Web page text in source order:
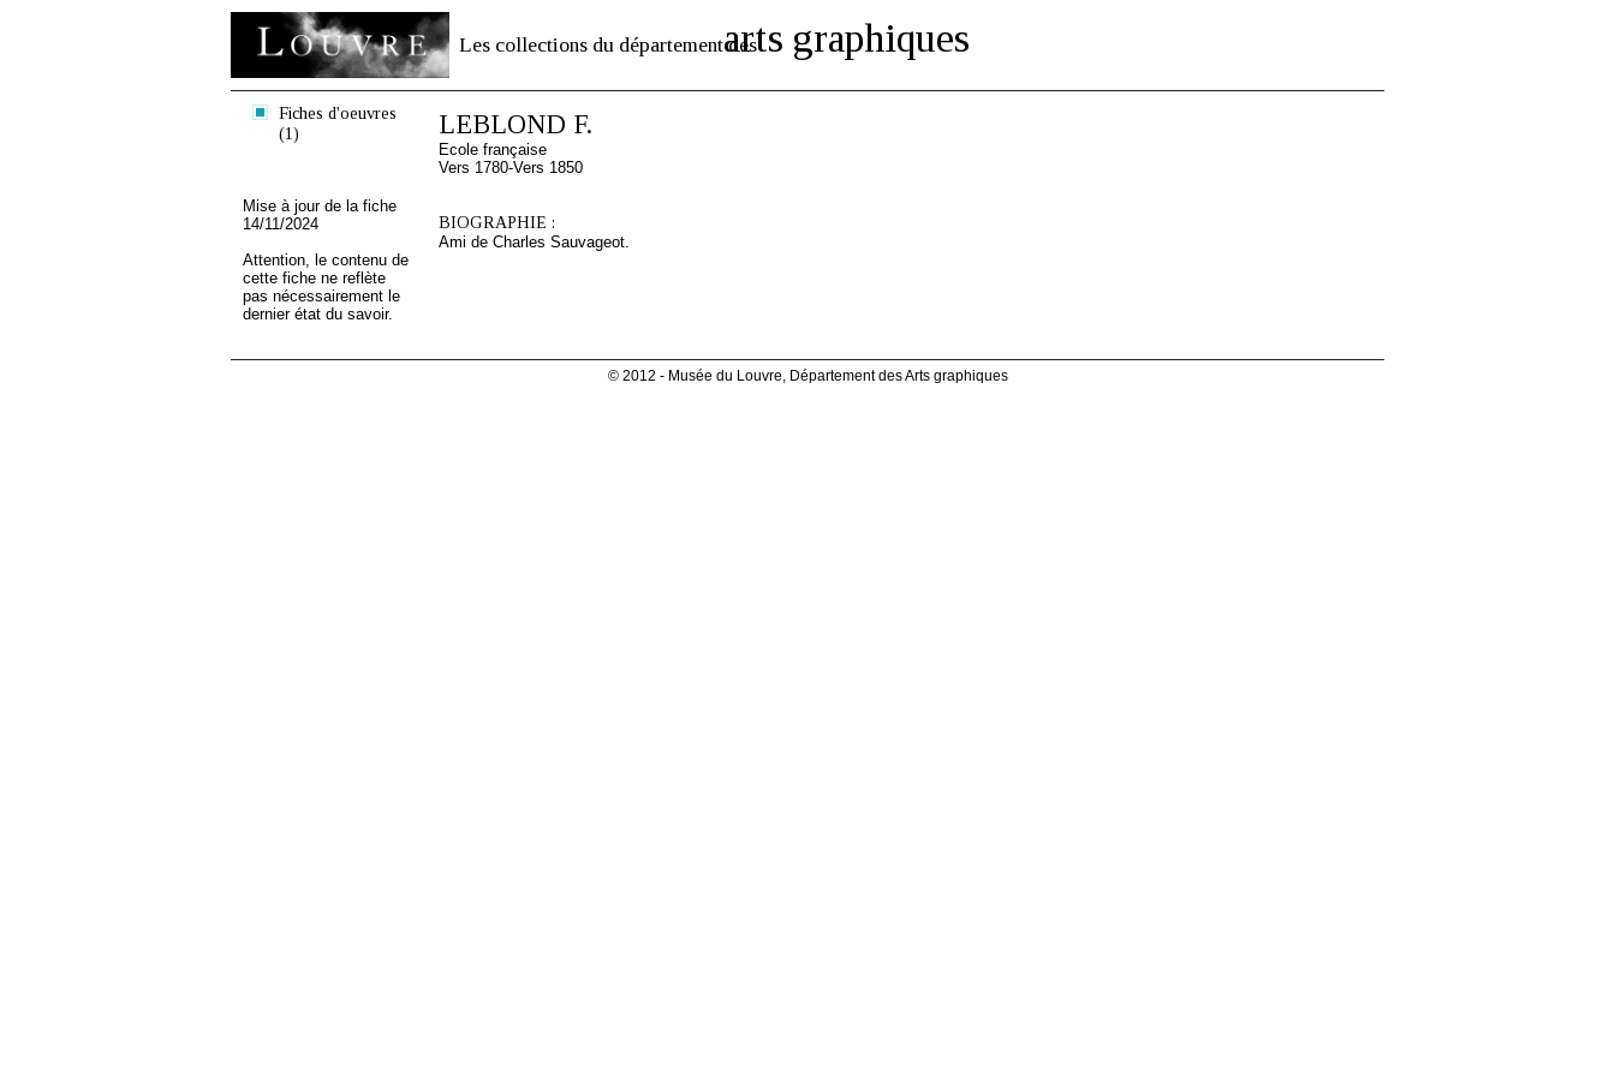
Les collections du département desarts graphiques
Fiches d'oeuvres
(1)
Mise à jour de la fiche
14/11/2024
Attention, le contenu de
cette fiche ne reflète
pas nécessairement le
dernier état du savoir.
LEBLOND F.
Ecole française
Vers 1780-Vers 1850
BIOGRAPHIE :
Ami de Charles Sauvageot.
© 2012 - Musée du Louvre, Département des Arts graphiques